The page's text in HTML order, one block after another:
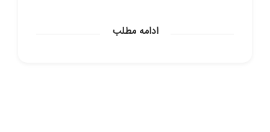
ادامه مطلب